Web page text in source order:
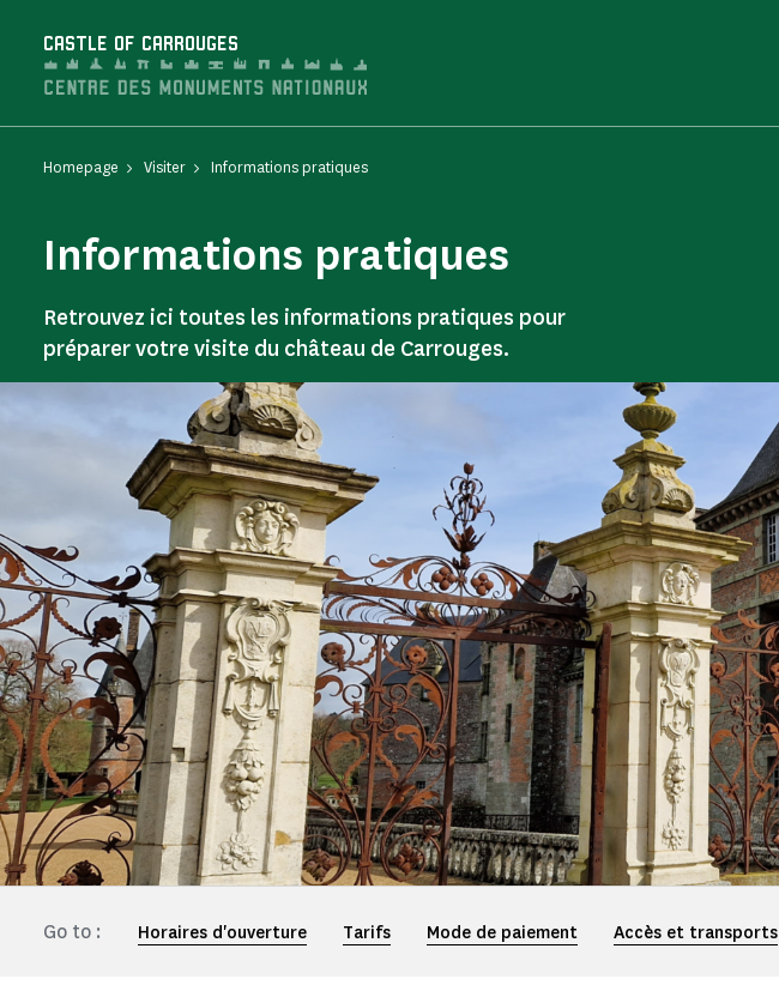
CASTLE OF CARROUGES
Homepage Visiter Informations pratiques
Informations pratiques
Retrouvez ici toutes les informations pratiques pour
préparer votre visite du château de Carrouges.
Go to : Horaires d'ouverture Tarifs Mode de paiement Accès et transports